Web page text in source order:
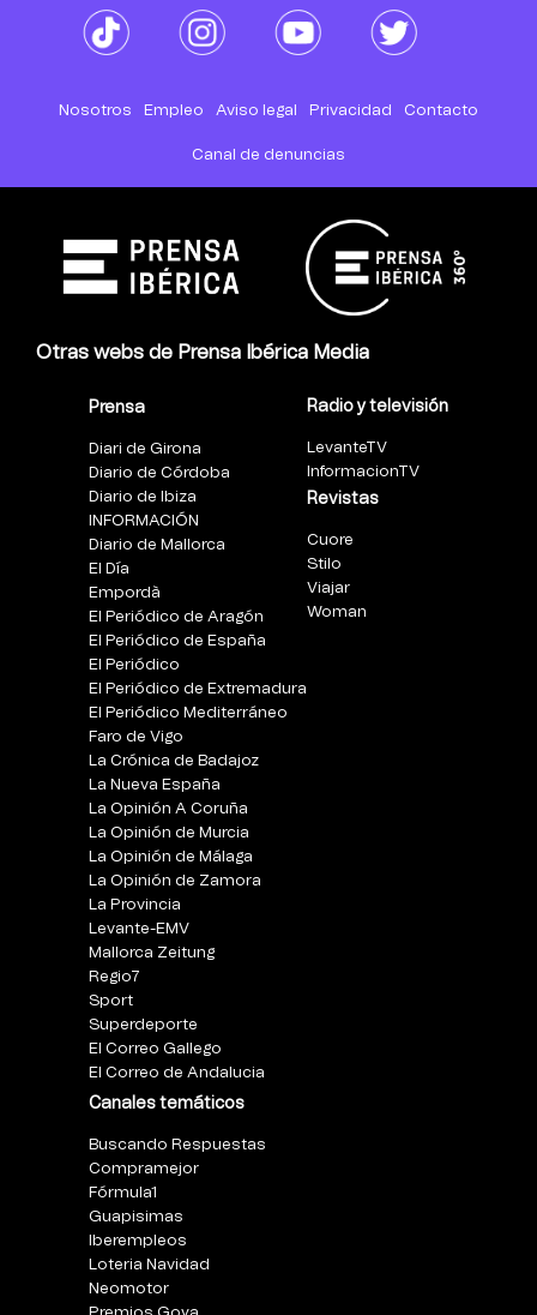
Nosotros Empleo Aviso legal Privacidad Contacto
Canal de denuncias
Otras webs de Prensa Ibérica Media
Prensa
Diari de Girona
Diario de Córdoba
Diario de Ibiza
INFORMACIÓN
Diario de Mallorca
El Día
Empordà
El Periódico de Aragón
El Periódico de España
El Periódico
El Periódico de Extremadura
El Periódico Mediterráneo
Faro de Vigo
La Crónica de Badajoz
La Nueva España
La Opinión A Coruña
La Opinión de Murcia
La Opinión de Málaga
La Opinión de Zamora
La Provincia
Levante-EMV
Mallorca Zeitung
Regio7
Sport
Superdeporte
El Correo Gallego
El Correo de Andalucia
Canales temáticos
Buscando Respuestas
Compramejor
Fórmula1
Guapisimas
Iberempleos
Loteria Navidad
Neomotor
Radio y televisión
LevanteTV
InformacionTV
Revistas
Cuore
Stilo
Viajar
Woman